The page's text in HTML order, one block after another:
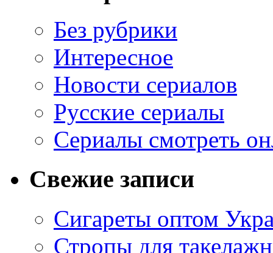
Без рубрики
Интересное
Новости сериалов
Русские сериалы
Сериалы смотреть
Свежие записи
Сигареты оптом
Стропы для